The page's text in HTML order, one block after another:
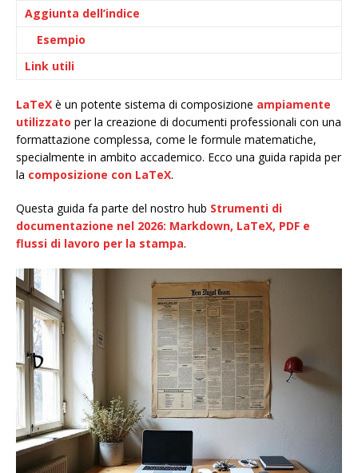
Aggiunta dell’indice
Esempio
Link utili
LaTeX è un potente sistema di composizione ampiamente
utilizzato per la creazione di documenti professionali con una
formattazione complessa, come le formule matematiche,
specialmente in ambito accademico. Ecco una guida rapida per
la composizione con LaTeX.
Questa guida fa parte del nostro hub Strumenti di
documentazione nel 2026: Markdown, LaTeX, PDF e
flussi di lavoro per la stampa.